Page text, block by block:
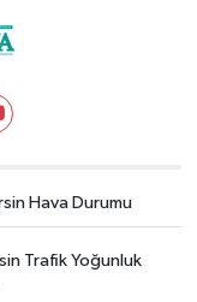
Hava Durumu
Trafik Yoğunluk